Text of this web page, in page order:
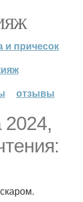
и причесок
отзывы
2024,